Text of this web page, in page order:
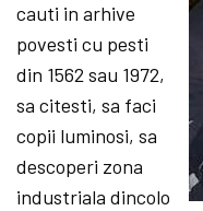
cauti in arhive
povesti cu pesti
din 1562 sau 1972,
sa citesti, sa faci
copii luminosi, sa
descoperi zona
industriala dincolo